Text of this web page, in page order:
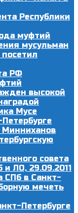
Республики
муфтий
мусульман
РФ
высокой
Мусе
Минниханов
совета
ЛО, 29.09.2011
СПб в Санкт-
мечеть
Петербурге